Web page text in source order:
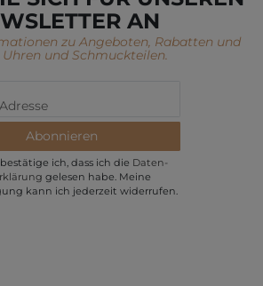
AN
zu Angeboten, Rabatten und
Uhren und Schmuckteilen.
Abonnieren
ich, dass ich die Daten­
gelesen habe. Meine
kann ich jederzeit widerrufen.